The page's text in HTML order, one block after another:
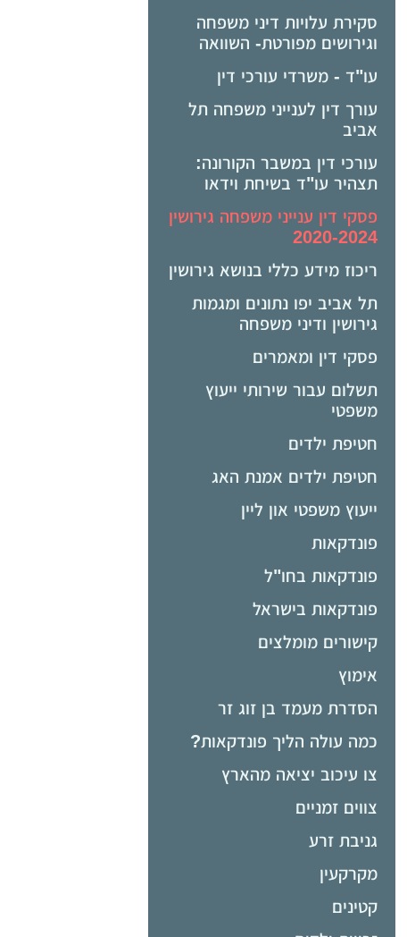
סקירת עלויות דיני משפחה
וגירושים מפורטת- השוואה
עו"ד - משרדי עורכי דין
עורך דין לענייני משפחה תל
אביב
עורכי דין במשבר הקורונה:
תצהיר עו"ד בשיחת וידאו
פסקי דין ענייני משפחה גירושין
2020-2024
ריכוז מידע כללי בנושא גירושין
תל אביב יפו נתונים ומגמות
גירושין ודיני משפחה
פסקי דין ומאמרים
תשלום עבור שירותי ייעוץ
משפטי
חטיפת ילדים
חטיפת ילדים אמנת האג
ייעוץ משפטי און ליין
פונדקאות
פונדקאות בחו"ל
פונדקאות בישראל
קישורים מומלצים
אימוץ
הסדרת מעמד בן זוג זר
כמה עולה הליך פונדקאות?
צו עיכוב יציאה מהארץ
צווים זמניים
גניבת זרע
מקרקעין
קטינים